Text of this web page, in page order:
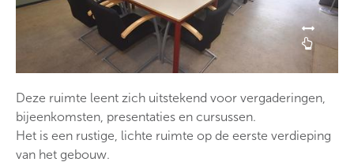
Deze ruimte leent zich uitstekend voor vergaderingen,
bijeenkomsten, presentaties en cursussen.
Het is een rustige, lichte ruimte op de eerste verdieping
van het gebouw.